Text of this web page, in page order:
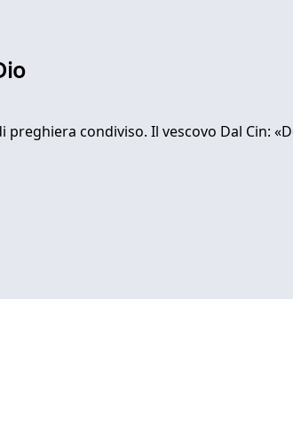
condiviso. Il vescovo Dal Cin: